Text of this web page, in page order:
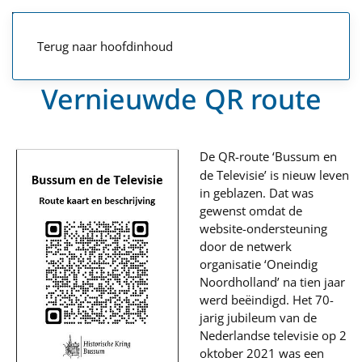
Terug naar hoofdinhoud
Vernieuwde QR route
De QR-route ‘Bussum en
de Televisie’ is nieuw leven
in geblazen. Dat was
gewenst omdat de
website-ondersteuning
door de netwerk
organisatie ‘Oneindig
Noordholland’ na tien jaar
werd beëindigd. Het 70-
jarig jubileum van de
Nederlandse televisie op 2
oktober 2021 was een